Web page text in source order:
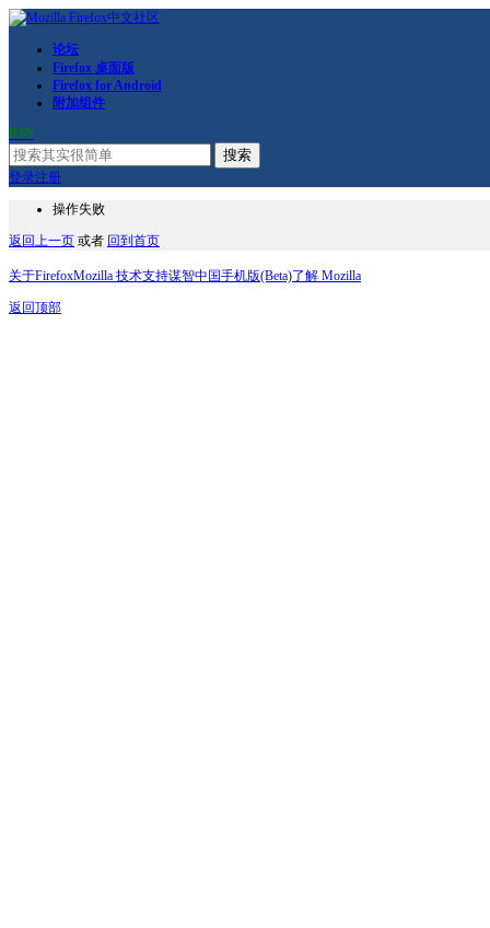
论坛
Firefox 桌面版
Firefox for Android
附加组件
RSS
搜索
登录注册
操作失败
返回上一页 或者 回到首页
关于FirefoxMozilla 技术支持谋智中国手机版(Beta)了解 Mozilla
返回顶部